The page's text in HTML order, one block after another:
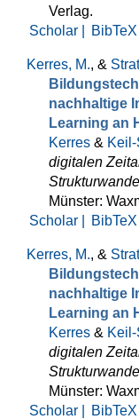
Verlag.
Scholar |
BibTeX
Kerres, M., &
nachhaltige
Learning an
Kerres &
digitalen
Münster:
Scholar |
BibTeX
Kerres, M., &
nachhaltige
Learning an
Kerres &
digitalen
Münster:
Scholar |
BibTeX